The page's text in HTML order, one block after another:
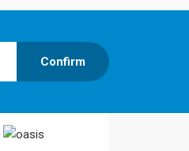
Adaugă în Coş
Confirm